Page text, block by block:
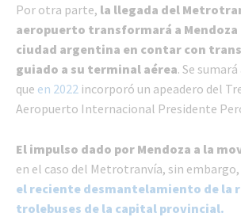
Por otra parte, la llegada del
aeropuerto transformará a Mendoza
ciudad argentina en contar con
guiado a su terminal aérea. Se
que en 2022 incorporó un apeadero del
Aeropuerto Internacional Presidente
El impulso dado por Mendoza a la
en el caso del Metrotranvía, sin embargo,
el reciente desmantelamiento de la
trolebuses de la capital provincial.